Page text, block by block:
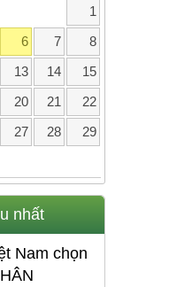
1
6 7
8
13 14
15
20 21
22
27 28
29
nhất
Nam chọn